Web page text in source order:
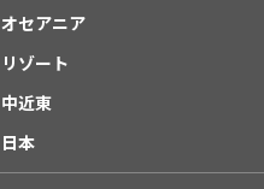
オセアニア
リゾート
中近東
日本